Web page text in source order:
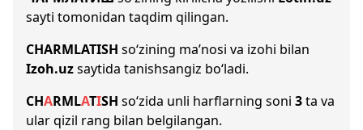
sayti tomonidan taqdim qilingan.
CHARMLATISH so‘zining ma’nosi va izohi bilan
Izoh.uzsaytida tanishsangiz bo‘ladi.
CHARMLATISH so‘zida unli harflarning soni 3ta va
ular qizil rang bilan belgilangan.